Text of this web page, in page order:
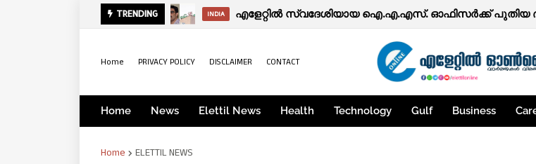
TRENDING INDIA
Home PRIVACY POLICY DISCLAIMER CONTACT
Home News Elettil News Health Technology Gulf Business
Home ELETTIL NEWS